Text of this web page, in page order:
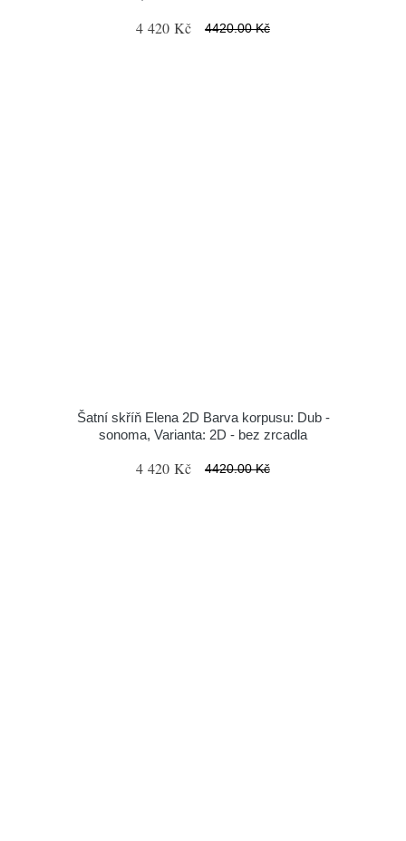
4 420 Kč 4420.00 Kč
Šatní skříň Elena 2D Barva korpusu: Dub -
sonoma, Varianta: 2D - bez zrcadla
4 420 Kč 4420.00 Kč